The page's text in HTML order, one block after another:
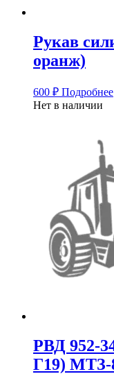
Рукав
оранж)
600 ₽ Подробнее
Нет в наличии
РВД 952-
Г19) МТЗ-